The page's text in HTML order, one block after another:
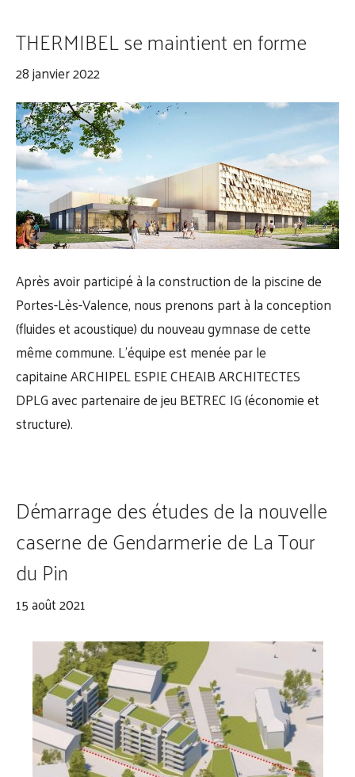
THERMIBEL se maintient en forme
28 janvier 2022
Après avoir participé à la construction de la piscine de
Portes-Lès-Valence, nous prenons part à la conception
(fluides et acoustique) du nouveau gymnase de cette
même commune. L’équipe est menée par le
capitaineARCHIPEL ESPIE CHEAIB ARCHITECTES
DPLGavec partenaire de jeu BETREC IG(économie et
structure).
Démarrage des études de la nouvelle
caserne de Gendarmerie de La Tour
du Pin
15 août 2021